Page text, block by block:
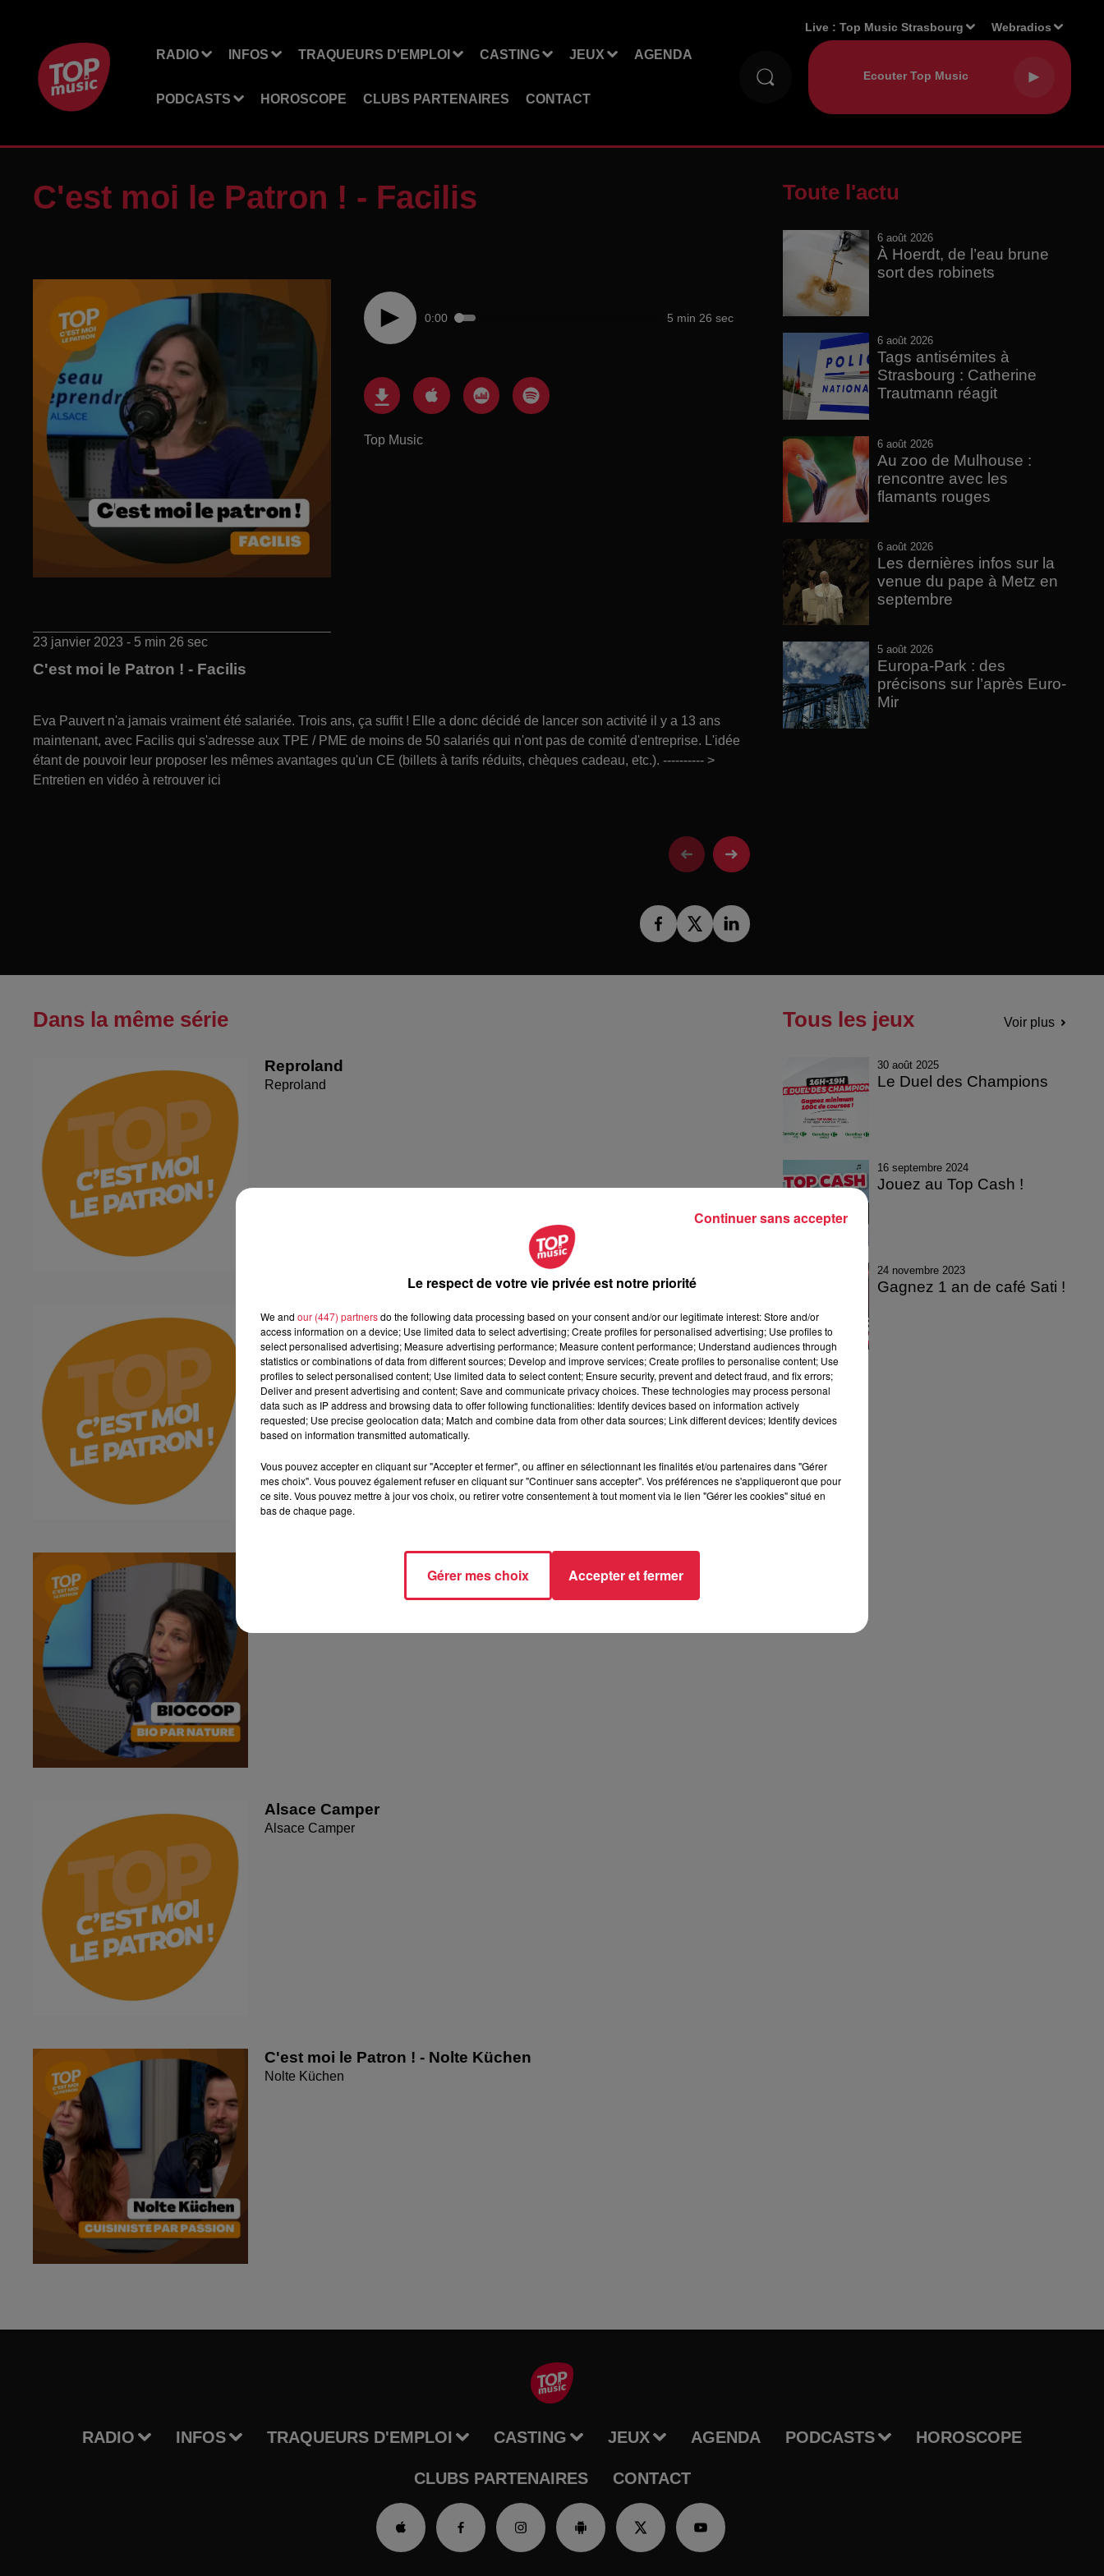
RADIO INFOS TRAQUEURS D'EMPLOI CASTING JEUX AGENDA
PODCASTS HOROSCOPE CLUBS PARTENAIRES CONTACT
Live :Top Music Strasbourg Webradios
C'est moi le Patron ! - Facilis
0:00 5 min 26 sec
Top Music
23 janvier 2023 - 5 min 26 sec
C'est moi le Patron ! - Facilis
Eva Pauvert n'a jamais vraiment été salariée. Trois ans, ça suffit ! Elle a donc décidé de lancer son activité il y a 13 ans
maintenant, avec Facilis qui s'adresse aux TPE / PME de moins de 50 salariés qui n'ont pas de comité d'entreprise. L'idée
étant de pouvoir leur proposer les mêmes avantages qu'un CE (billets à tarifs réduits, chèques cadeau, etc.). ---------- >
Entretien en vidéo à retrouver ici
Toute l'actu
6 août 2026
À Hoerdt, de l’eau brune
sort des robinets
6 août 2026
Tags antisémites à
Strasbourg : Catherine
Trautmann réagit
6 août 2026
Au zoo de Mulhouse :
rencontre avec les
flamants rouges
6 août 2026
Les dernières infos sur la
venue du pape à Metz en
septembre
5 août 2026
Europa-Park : des
précisons sur l’après Euro-
Mir
Dans la même série
Reproland
Reproland
Plakar
Plakar
Alsace Camper
Alsace Camper
C'est moi le Patron ! - Nolte Küchen
Nolte Küchen
Tous les jeux Voir plus
30 août 2025
Le Duel des Champions
16 septembre 2024
Jouez au Top Cash !
24 novembre 2023
Gagnez 1 an de café Sati !
RADIO INFOS TRAQUEURS D'EMPLOI CASTING JEUX AGENDA PODCASTS HOROSCOPE
CLUBS PARTENAIRES CONTACT
Le respect de votre vie privée est notre priorité
We and our (447) partnersdo the following data processing based on your consent and/or our legitimate interest: Store and/or
access information on a device; Use limited data to select advertising; Create profiles for personalised advertising; Use profiles to
select personalised advertising; Measure advertising performance; Measure content performance; Understand audiences through
statistics or combinations of data from different sources; Develop and improve services; Create profiles to personalise content; Use
profiles to select personalised content; Use limited data to select content; Ensure security, prevent and detect fraud, and fix errors;
Deliver and present advertising and content; Save and communicate privacy choices. These technologies may process personal
data such as IP address and browsing data to offer following functionalities: Identify devices based on information actively
requested; Use precise geolocation data; Match and combine data from other data sources; Link different devices; Identify devices
based on information transmitted automatically.
Vous pouvez accepter en cliquant sur "Accepter et fermer", ou affiner en sélectionnant les finalités et/ou partenaires dans "Gérer
mes choix". Vous pouvez également refuser en cliquant sur "Continuer sans accepter". Vos préférences ne s'appliqueront que pour
ce site. Vous pouvez mettre à jour vos choix, ou retirer votre consentement à tout moment via le lien "Gérer les cookies" situé en
bas de chaque page.
Gérer mes choix Accepter et fermer
Continuer sans accepter